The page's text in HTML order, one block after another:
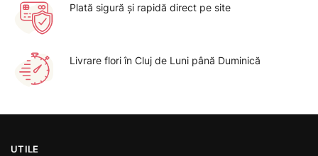
Plată sigură şi rapidă direct pe site
Livrare flori în Cluj de Luni până Duminică
UTILE